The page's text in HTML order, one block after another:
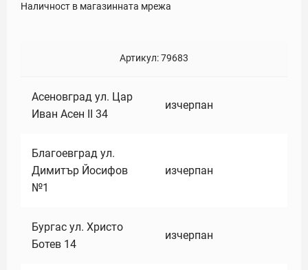
Наличност в магазинната мрежа
Артикул:79683
Асеновград ул. Цар
Иван Асен II 34
изчерпан
Благоевград ул.
Димитър Йосифов
№1
изчерпан
Бургас ул. Христо
Ботев 14
изчерпан